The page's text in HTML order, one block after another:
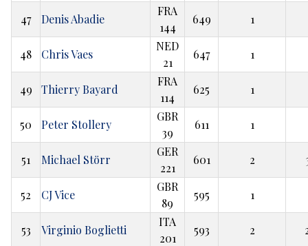
47 Denis Abadie
FRA
144
649 1
48 Chris Vaes
NED
21
647 1
49 Thierry Bayard
FRA
114
625 1
50 Peter Stollery
GBR
39
611 1
51 Michael Störr
GER
221
601 2
52 CJ Vice
GBR
89
595 1
53 Virginio Boglietti
ITA
201
593 2